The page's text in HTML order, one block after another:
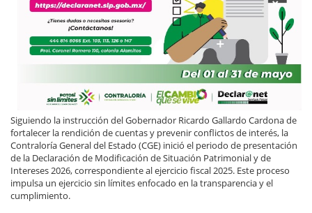
Siguiendo la instrucción del Gobernador Ricardo Gallardo Cardona de
fortalecer la rendición de cuentas y prevenir conflictos de interés, la
Contraloría General del Estado (CGE) inició el periodo de presentación
de la Declaración de Modificación de Situación Patrimonial y de
Intereses 2026, correspondiente al ejercicio fiscal 2025. Este proceso
impulsa un ejercicio sin límites enfocado en la transparencia y el
cumplimiento.